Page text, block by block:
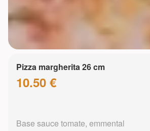
Pizza margherita 26 cm
10.50 €
Base sauce tomate, emmental